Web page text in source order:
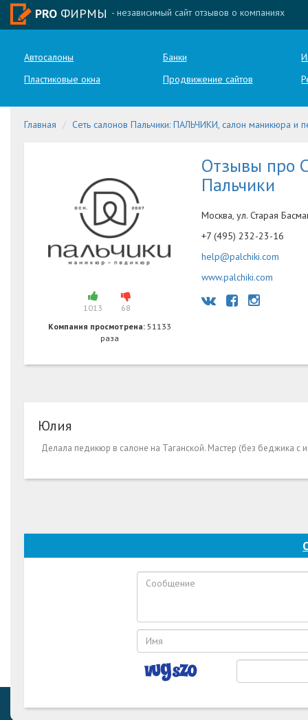
PRO ФИРМЫ - независимый сайт отзывов о компаниях
Автосалоны Банки
Пластиковые окна
Продвижение сайтов
Главная Сеть салонов Пальчики: ПАЛЬЧИКИ, салон маникюра и
1013
68
Компания просмотрена: 51133
раза
Отзывы про
Пальчики
Москва, ул. Старая
+7 (495) 232-23-16
help@palchiki.com
www.palchiki.com
Юлия
Делала педикюр в салоне на Таганской. Мастер (без беджика с